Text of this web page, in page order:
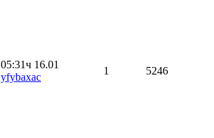
05:31ч 16.01
yfybaxac
1 5246